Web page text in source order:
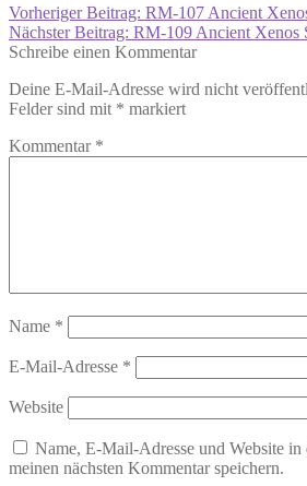
Vorheriger Beitrag: RM-107 Ancient
Nächster Beitrag: RM-109 Ancient Xenos
Schreibe einen Kommentar
Deine E-Mail-Adresse wird nicht
Felder sind mit * markiert
Kommentar *
Name *
E-Mail-Adresse *
Website
Name, E-Mail-Adresse und Website
meinen nächsten Kommentar speichern.